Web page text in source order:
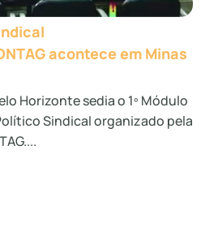
acontece em Minas
Horizonte sedia o 1º Módulo
Sindical organizado pela